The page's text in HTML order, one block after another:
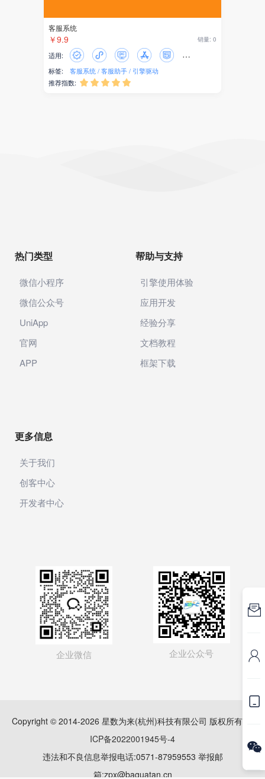
客服系统
￥9.9 销量: 0
适用:
标签:
客服系统 客服助手
引擎驱动
推荐指数:     
热门类型
微信小程序
微信公众号
UniApp
官网
APP
帮助与支持
引擎使用体验
应用开发
经验分享
文档教程
框架下载
更多信息
关于我们
创客中心
开发者中心
企业微信 企业公众号
Copyright © 2014-2026 星数为来(杭州)科技有限公司 版权所有
ICP备2022001945号-4
违法和不良信息举报电话:0571-87959553 举报邮
箱:zpx@baguatan.cn



